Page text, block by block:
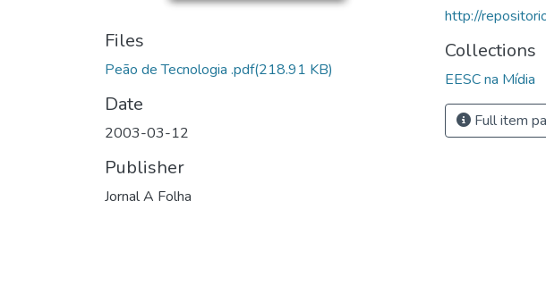
Files
Peão de Tecnologia .pdf(218.91 KB)
Date
2003-03-12
Publisher
Jornal A Folha
http://
Collections
EESC na Mídia
Full item